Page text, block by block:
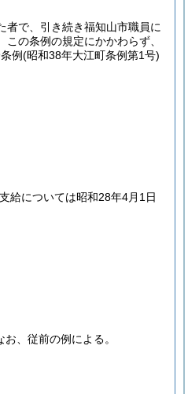
者で、引き続き福知山市職員に
の条例の規定にかかわらず、
例(昭和38年大江町条例第1号)
給については昭和28年4月1日
、従前の例による。